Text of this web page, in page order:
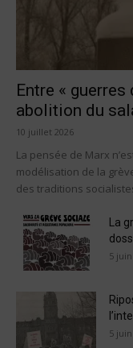
Entre « guerres
abolition du
10 juillet 2026
La pensée de Marx
modélisation de la
des traditions
La
5
5